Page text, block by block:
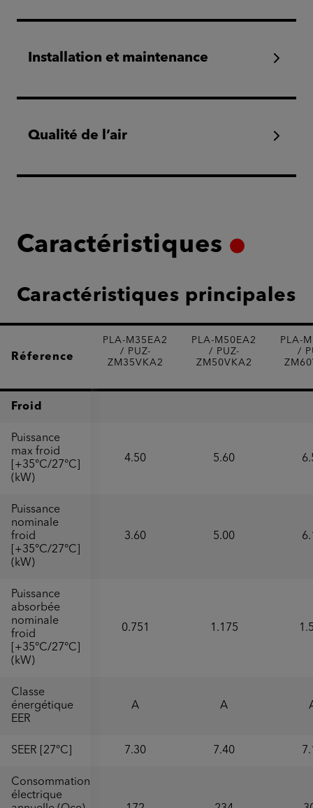
Installation et maintenance
Qualité de l’air
Caractéristiques
Caractéristiques principales
Réference
PLA-M35EA2
/ PUZ-
ZM35VKA2
PLA-M50EA2
/ PUZ-
ZM50VKA2
PLA-
/
Froid
Puissance
max froid
[+35°C/27°C]
(kW)
Puissance
nominale
froid
[+35°C/27°C]
(kW)
Puissance
absorbée
nominale
froid
[+35°C/27°C]
(kW)
Classe
énergétique
EER
SEER [27°C]
Consommation
électrique
4.50
3.60
0.751
A
7.30
5.60
5.00
1.175
A
7.40